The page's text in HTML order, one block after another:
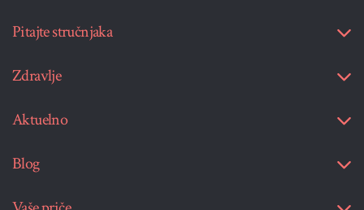
Pitajte stručnjaka
Zdravlje
Aktuelno
Blog